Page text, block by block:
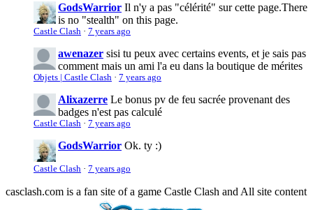
GodsWarrior Il n'y a pas "célérité" sur cette page.There
is no "stealth" on this page.
Castle Clash · 7 years ago
awenazer sisi tu peux avec certains events, et je sais pas
comment mais un ami l'a eu dans la boutique de mérites
Objets | Castle Clash · 7 years ago
Alixazerre Le bonus pv de feu sacrée provenant des
badges n'est pas calculé
Castle Clash · 7 years ago
GodsWarrior Ok. ty :)
Castle Clash · 7 years ago
casclash.com is a fan site of a game Castle Clash and All site content